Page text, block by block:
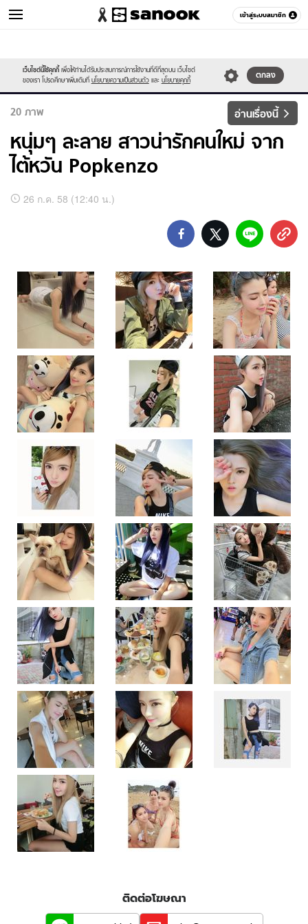
เข้าสู่ระบบสมาชิก
ผู้ชาย หมวดอื่นๆ
เว็บไซต์นี้ใช้คุกกี้ เพื่อให้ท่านได้รับประสบการณ์การใช้งานที่ดีที่สุดบน เว็บไซต์
ของเรา โปรดศึกษาเพิ่มเติมที่ นโยบายความเป็นส่วนตัว และ นโยบายคุกกี้
ตกลง
20 ภาพ อ่านเรื่องนี้
หนุ่มๆ ละลาย สาวน่ารักคนใหม่ จาก
ไต้หวัน Popkenzo
อัลบั้ม
สาว
รัก
ไต้หวัน
Popkenzo
26 ก.ค. 58 (12:40 น.)
ติดต่อโฆษณา